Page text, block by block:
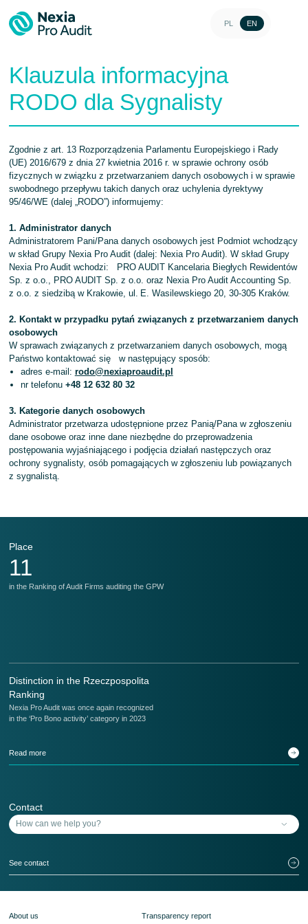
PL EN
Klauzula informacyjna
RODO dla Sygnalisty
Zgodnie z art. 13 Rozporządzenia Parlamentu Europejskiego i Rady
(UE) 2016/679 z dnia 27 kwietnia 2016 r. w sprawie ochrony osób
fizycznych w związku z przetwarzaniem danych osobowych i w sprawie
swobodnego przepływu takich danych oraz uchylenia dyrektywy
95/46/WE (dalej „RODO”) informujemy:
1. Administrator danych
Administratorem Pani/Pana danych osobowych jest Podmiot wchodzący
w skład Grupy Nexia Pro Audit (dalej: Nexia Pro Audit). W skład Grupy
Nexia Pro Audit wchodzi: PRO AUDIT Kancelaria Biegłych Rewidentów
Sp. z o.o., PRO AUDIT Sp. z o.o. oraz Nexia Pro Audit Accounting Sp.
z o.o. z siedzibą w Krakowie, ul. E. Wasilewskiego 20, 30-305 Kraków.
2. Kontakt w przypadku pytań związanych z przetwarzaniem danych
osobowych
W sprawach związanych z przetwarzaniem danych osobowych, mogą
Państwo kontaktować się w następujący sposób:
adres e-mail: rodo@nexiaproaudit.pl
nr telefonu +48 12 632 80 32
3. Kategorie danych osobowych
Administrator przetwarza udostępnione przez Panią/Pana w zgłoszeniu
dane osobowe oraz inne dane niezbędne do przeprowadzenia
postępowania wyjaśniającego i podjęcia działań następczych oraz
ochrony sygnalisty, osób pomagających w zgłoszeniu lub powiązanych
z sygnalistą.
Place
11
in the Ranking of Audit Firms auditing the GPW
Distinction in the Rzeczpospolita
Ranking
Nexia Pro Audit was once again recognized
in the ‘Pro Bono activity’ category in 2023
Read more
Contact
See contact
About us
Transparency report